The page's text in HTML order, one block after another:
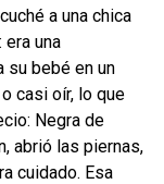
a una chica
una
su bebé en un
casi oír, lo que
Negra de
abrió las piernas,
cuidado. Esa